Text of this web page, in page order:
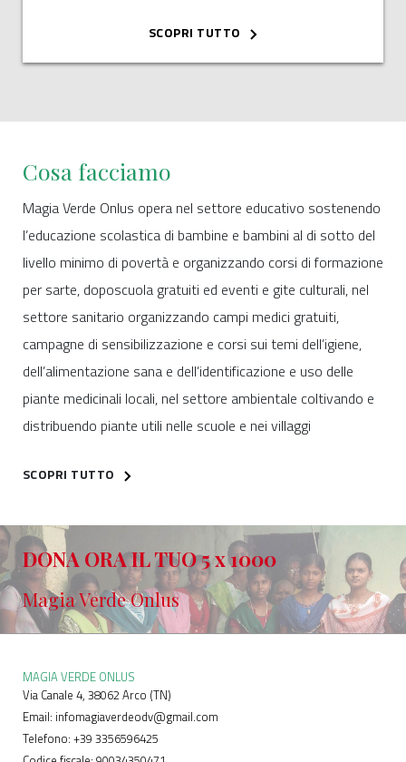
Comune. Sono state presentate le attività svolte in
volontarie e in particolare Isabella e Stefano per aver
abbiamo potuto gustare originali preparazioni a base
SCOPRI TUTTO
Cosa facciamo
Magia Verde Onlus opera nel settore educativo sostenendo
l’educazione scolastica di bambine e bambini al di sotto del
livello minimo di povertà e organizzando corsi di formazione
per sarte, doposcuola gratuiti ed eventi e gite culturali, nel
settore sanitario organizzando campi medici gratuiti,
campagne di sensibilizzazione e corsi sui temi dell’igiene,
dell’alimentazione sana e dell’identificazione e uso delle
piante medicinali locali, nel settore ambientale coltivando e
distribuendo piante utili nelle scuole e nei villaggi
SCOPRI TUTTO
DONA ORA IL TUO 5 x 1000
Magia Verde Onlus
MAGIA VERDE ONLUS
Via Canale 4, 38062 Arco (TN)
Email: infomagiaverdeodv@gmail.com
Telefono: +39 3356596425